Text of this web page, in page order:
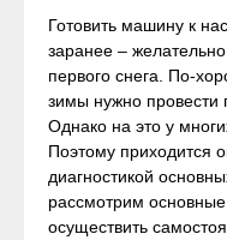
Готовить машину к
заранее –
первого снега. По-
зимы нужно провести
Однако на это у
Поэтому приходится
диагностикой
рассмотрим
осуществить